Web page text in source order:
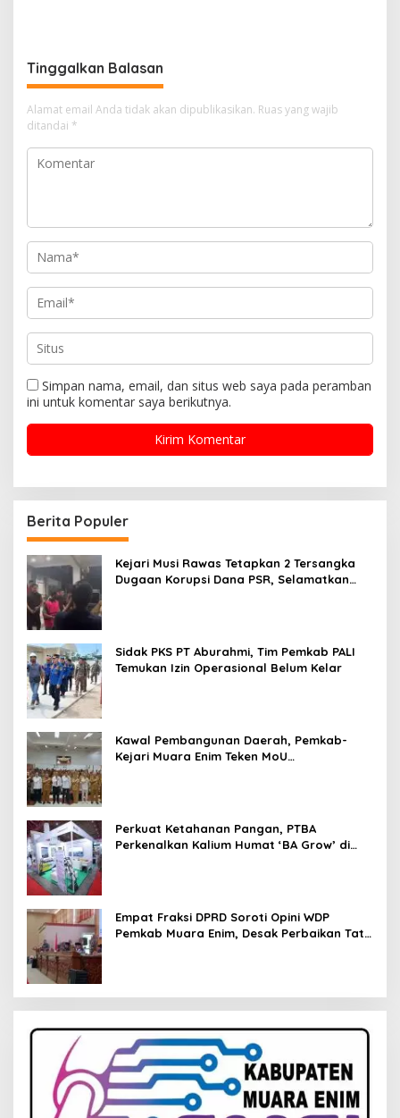
Tinggalkan Balasan
Alamat email Anda tidak akan dipublikasikan. Ruas yang wajib
ditandai *
Simpan nama, email, dan situs web saya pada peramban
ini untuk komentar saya berikutnya.
Berita Populer
Kejari Musi Rawas Tetapkan 2 Tersangka
Dugaan Korupsi Dana PSR, Selamatkan
Sidak PKS PT Aburahmi, Tim Pemkab PALI
Temukan Izin Operasional Belum Kelar
Kawal Pembangunan Daerah, Pemkab-
Kejari Muara Enim Teken MoU
Perkuat Ketahanan Pangan, PTBA
Perkenalkan Kalium Humat ‘BA Grow’ di
Empat Fraksi DPRD Soroti Opini WDP
Pemkab Muara Enim, Desak Perbaikan Tata